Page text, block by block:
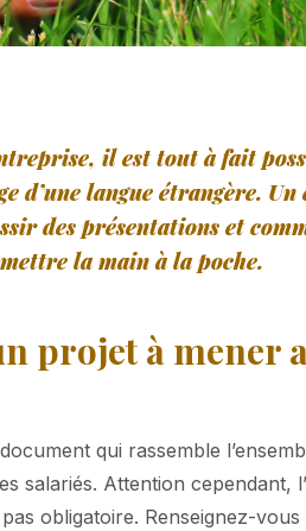
il est tout à fait
d’une langue étrangère.
des présentations et
la main à la poche.
projet à mener
qui rassemble
salariés. Attention cependant,
obligatoire. Renseignez-